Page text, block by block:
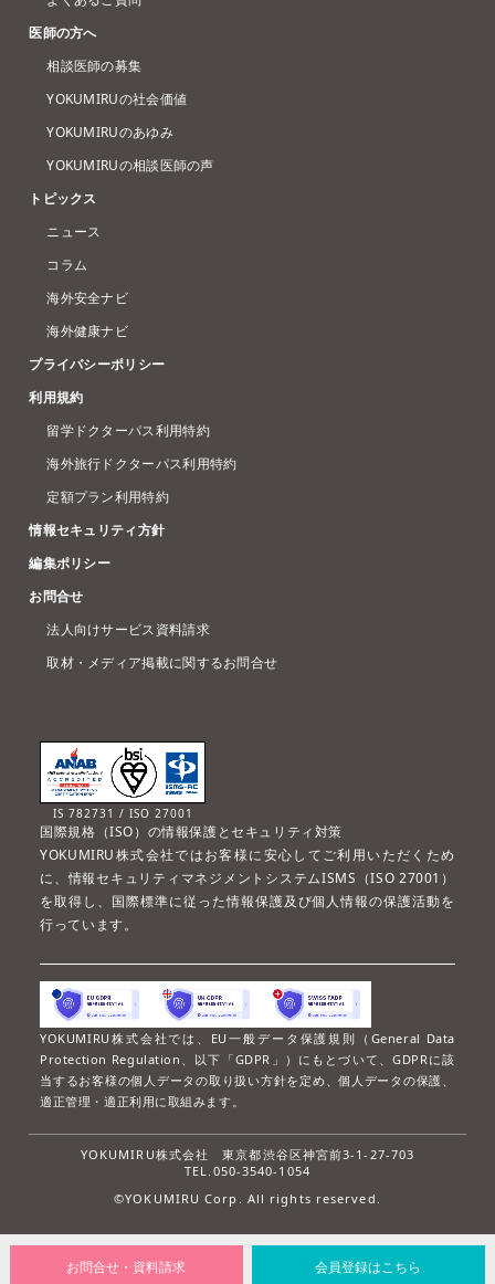
医師の方へ
相談医師の募集
YOKUMIRUの社会価値
YOKUMIRUのあゆみ
YOKUMIRUの相談医師の声
トピックス
ニュース
コラム
海外安全ナビ
海外健康ナビ
プライバシーポリシー
利用規約
留学ドクターパス利用特約
海外旅行ドクターパス利用特約
定額プラン利用特約
情報セキュリティ方針
編集ポリシー
お問合せ
法人向けサービス資料請求
取材・メディア掲載に関するお問合せ
IS 782731 / ISO 27001
国際規格（ISO）の情報保護とセキュリティ対策
YOKUMIRU株式会社ではお客様に安心してご利用いただくため
に、情報セキュリティマネジメントシステムISMS（ISO 27001）
を取得し、国際標準に従った情報保護及び個人情報の保護活動を
行っています。
YOKUMIRU株式会社では、EU一般データ保護規則（General Data
Protection Regulation、以下「GDPR」）にもとづいて、GDPRに該
当するお客様の個人データの取り扱い方針を定め、個人データの保護、
適正管理・適正利用に取組みます。
YOKUMIRU株式会社
東京都渋谷区神宮前3-1-27-703
TEL.050-3540-1054
©YOKUMIRU Corp. All rights reserved.
お問合せ・資料請求 会員登録はこちら